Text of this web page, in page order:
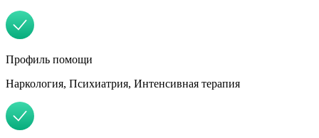
Профиль помощи
Наркология, Психиатрия, Интенсивная терапия